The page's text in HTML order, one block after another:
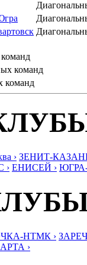
команд
команд
› ЗЕНИТ-
› ЕНИСЕЙ ›
НТМК ›
›